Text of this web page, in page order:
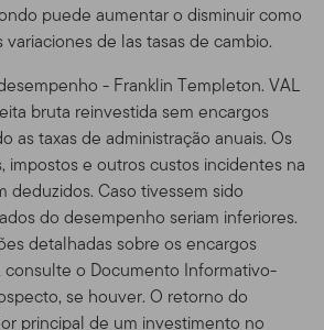
puede aumentar o disminuir como
de las tasas de cambio.
- Franklin Templeton. VAL
bruta reinvestida sem encargos
as taxas de administração anuais. Os
impostos e outros custos incidentes na
deduzidos. Caso tivessem sido
do desempenho seriam inferiores.
detalhadas sobre os encargos
consulte o Documento Informativo-
se houver. O retorno do
principal de um investimento no
recebendo os dados mais
deve usar o site através de recursos
programados para prover
automatizado e repetido, a
sejam aprovados por nós.
Senha.Acessos a áreas seguras
do Site são restringidos apenas
Você não pode obter ou tentar
a essas partes do Site, ou a
ou informação através de
intencionalmente disponibilizados